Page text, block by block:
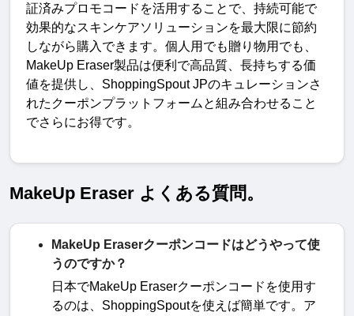
証済みプロモコードを活用することで、持続可能で
効果的なスキンケアソリューションを最大限に節約
しながら購入できます。個人用でも贈り物用でも、
MakeUp Eraser製品は便利で高品質、長持ちする価
値を提供し、 ShoppingSpout JPのキュレーションさ
れたクーポンプラットフォームと組み合わせること
でさらにお得です。
MakeUp Eraser よくある質問。
MakeUp Eraserクーポンコードはどうやって使
うのですか？
日本でMakeUp Eraserクーポンコードを使用す
るのは、 ShoppingSpoutを使えば簡単です。ア